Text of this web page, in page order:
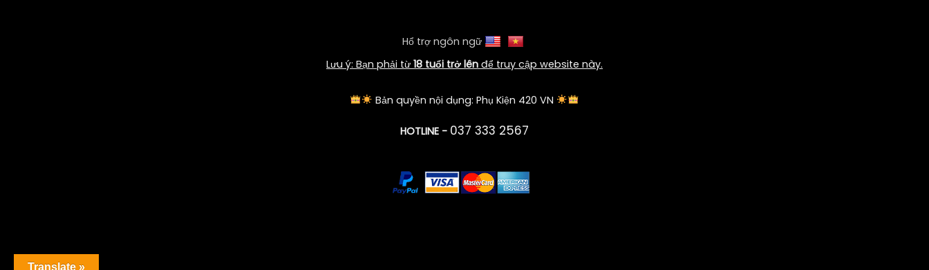
Hổ trợ ngôn ngữ
Lưu ý: Bạn phải từ 18 tuổi trở lên để truy cập website này.
Bản quyền nội dụng: Phụ Kiện 420 VN
HOTLINE - 037 333 2567
Translate »